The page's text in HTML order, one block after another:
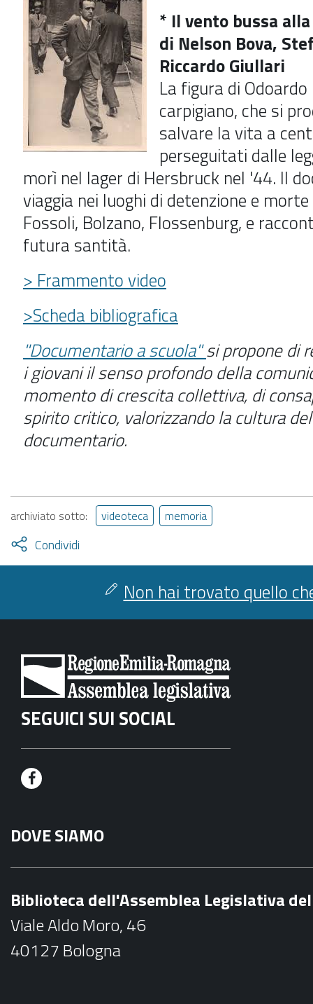
* Il vento bussa
di Nelson Bova,
Riccardo Giullari
La figura di Odoardo
carpigiano, che si
salvare la vita a
perseguitati dalle
morì nel lager di Hersbruck nel '44. Il
viaggia nei luoghi di detenzione e
Fossoli, Bolzano, Flossenburg, e
futura santità.
> Frammento video
>Scheda bibliografica
"Documentario a scuola"si propone di
i giovani il senso profondo della
momento di crescita collettiva, di
spirito critico, valorizzando la cultura
documentario.
archiviato sotto: videoteca memoria
Condividi
facebook
twitter
Attiva
condividi
Non hai trovato quello
SEGUICI SUI SOCIAL
F
c
e
o
k
DOVE SIAMO
Biblioteca dell'Assemblea Legislativa
Viale Aldo Moro, 46
40127 Bologna